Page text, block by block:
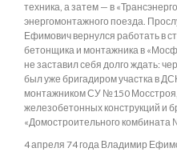
техника, а затем — в
энергомонтажного поезда.
Ефимович вернулся работать в
бетонщика и монтажника в
не заставил себя долго ждать:
был уже бригадиром участка в
монтажником СУ №150
железобетонных конструкций и
«Домостроительного комбината
4 апреля 74 года Владимир